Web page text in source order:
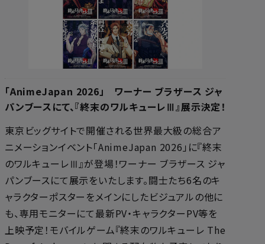
「AnimeJapan 2026」 ワーナー ブラザース ジャ
パンブースにて、『終末のワルキューレⅢ』展示決定！
東京ビッグサイトで開催される世界最大級の総合ア
ニメーションイベント「AnimeJapan 2026」に『終末
のワルキューレⅢ』が登場！ワーナー ブラザース ジャ
パンブースにて展示をいたします。闘士たち6名のキ
ャラクターポスターをメインにしたビジュアルの他に
も、専用モニターにて最新PV・キャラクターPV等を
上映予定！モバイルゲーム『終末のワルキューレ The